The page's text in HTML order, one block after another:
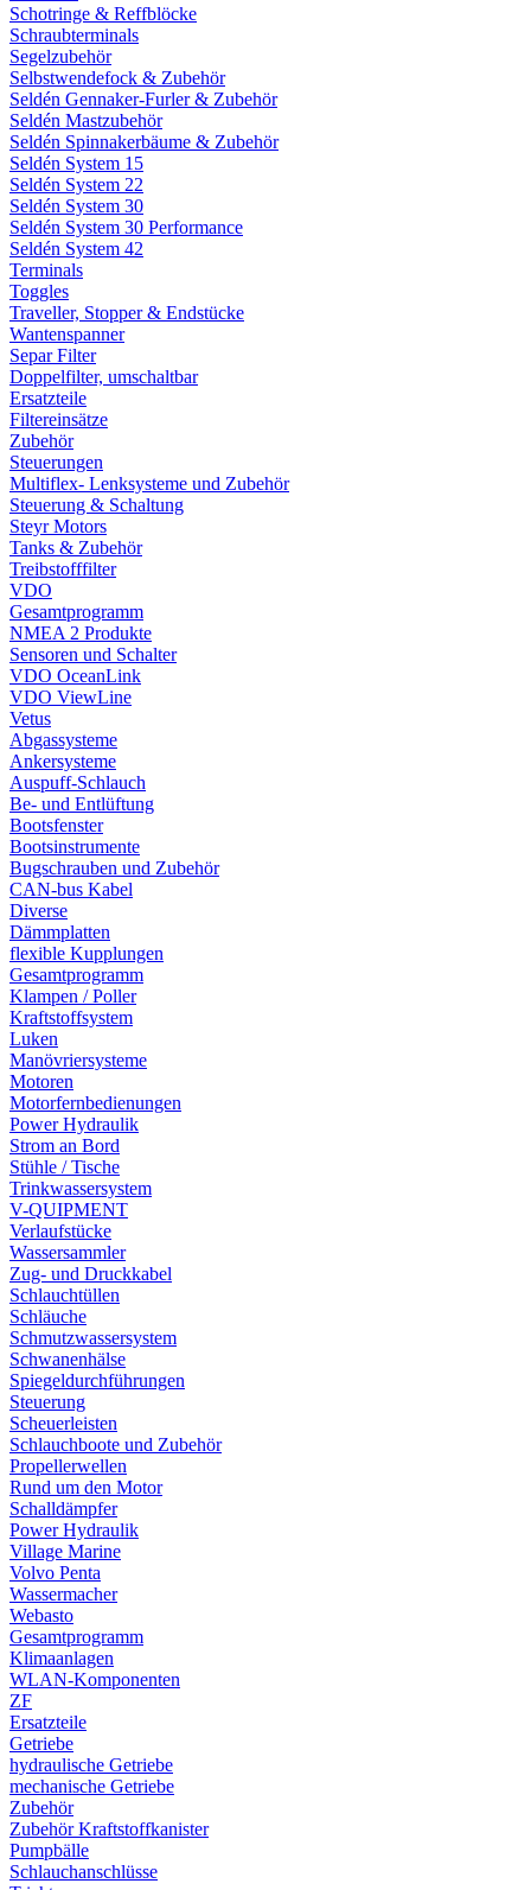
Schotringe & Reffblöcke
Schraubterminals
Segelzubehör
Selbstwendefock & Zubehör
Seldén Gennaker-Furler & Zubehör
Seldén Mastzubehör
Seldén Spinnakerbäume & Zubehör
Seldén System 15
Seldén System 22
Seldén System 30
Seldén System 30 Performance
Seldén System 42
Terminals
Toggles
Traveller, Stopper & Endstücke
Wantenspanner
Separ Filter
Doppelfilter, umschaltbar
Ersatzteile
Filtereinsätze
Zubehör
Steuerungen
Multiflex- Lenksysteme und Zubehör
Steuerung & Schaltung
Steyr Motors
Tanks & Zubehör
Treibstofffilter
VDO
Gesamtprogramm
NMEA 2 Produkte
Sensoren und Schalter
VDO OceanLink
VDO ViewLine
Vetus
Abgassysteme
Ankersysteme
Auspuff-Schlauch
Be- und Entlüftung
Bootsfenster
Bootsinstrumente
Bugschrauben und Zubehör
CAN-bus Kabel
Diverse
Dämmplatten
flexible Kupplungen
Gesamtprogramm
Klampen / Poller
Kraftstoffsystem
Luken
Manövriersysteme
Motoren
Motorfernbedienungen
Power Hydraulik
Strom an Bord
Stühle / Tische
Trinkwassersystem
V-QUIPMENT
Verlaufstücke
Wassersammler
Zug- und Druckkabel
Schlauchtüllen
Schläuche
Schmutzwassersystem
Schwanenhälse
Spiegeldurchführungen
Steuerung
Scheuerleisten
Schlauchboote und Zubehör
Propellerwellen
Rund um den Motor
Schalldämpfer
Power Hydraulik
Village Marine
Volvo Penta
Wassermacher
Webasto
Gesamtprogramm
Klimaanlagen
WLAN-Komponenten
ZF
Ersatzteile
Getriebe
hydraulische Getriebe
mechanische Getriebe
Zubehör
Zubehör Kraftstoffkanister
Pumpbälle
Schlauchanschlüsse